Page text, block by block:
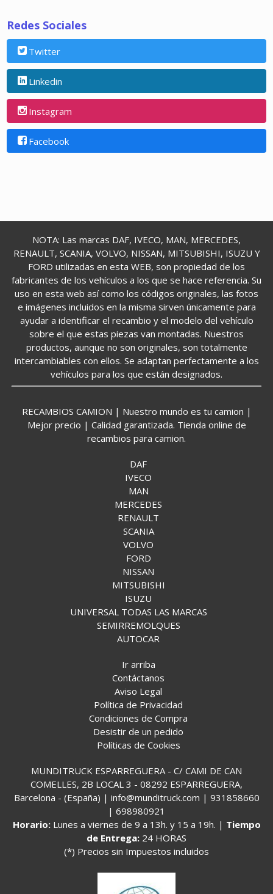
Redes Sociales
Twitter
Linkedin
Instagram
Facebook
NOTA: Las marcas DAF, IVECO, MAN, MERCEDES,
RENAULT, SCANIA, VOLVO, NISSAN, MITSUBISHI, ISUZU Y
FORD utilizadas en esta WEB, son propiedad de los
fabricantes de los vehículos a los que se hace referencia. Su
uso en esta web así como los códigos originales, las fotos
e imágenes incluidos en la misma sirven únicamente para
ayudar a identificar el recambio y el modelo del vehículo
sobre el que estas piezas van montadas. Nuestros
productos, aunque no son originales, son totalmente
intercambiables con ellos. Se adaptan perfectamente a los
vehículos para los que están designados.
RECAMBIOS CAMION | Nuestro mundo es tu camion |
Mejor precio | Calidad garantizada. Tienda online de
recambios para camion.
DAF
IVECO
MAN
MERCEDES
RENAULT
SCANIA
VOLVO
FORD
NISSAN
MITSUBISHI
ISUZU
UNIVERSAL TODAS LAS MARCAS
SEMIRREMOLQUES
AUTOCAR
Ir arriba
Contáctanos
Aviso Legal
Política de Privacidad
Condiciones de Compra
Desistir de un pedido
Políticas de Cookies
MUNDITRUCK ESPARREGUERA - C/ CAMI DE CAN
COMELLES, 2B LOCAL 3 - 08292 ESPARREGUERA,
Barcelona - (España) | info@munditruck.com | 931858660
| 698980921
Horario: Lunes a viernes de 9 a 13h. y 15 a 19h. | Tiempo
de Entrega: 24 HORAS
(*) Precios sin Impuestos incluidos